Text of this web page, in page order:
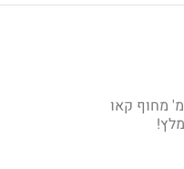
מלון באזור קאו לאק, הממוקם במרחק של 40 מ' מחוף קאו